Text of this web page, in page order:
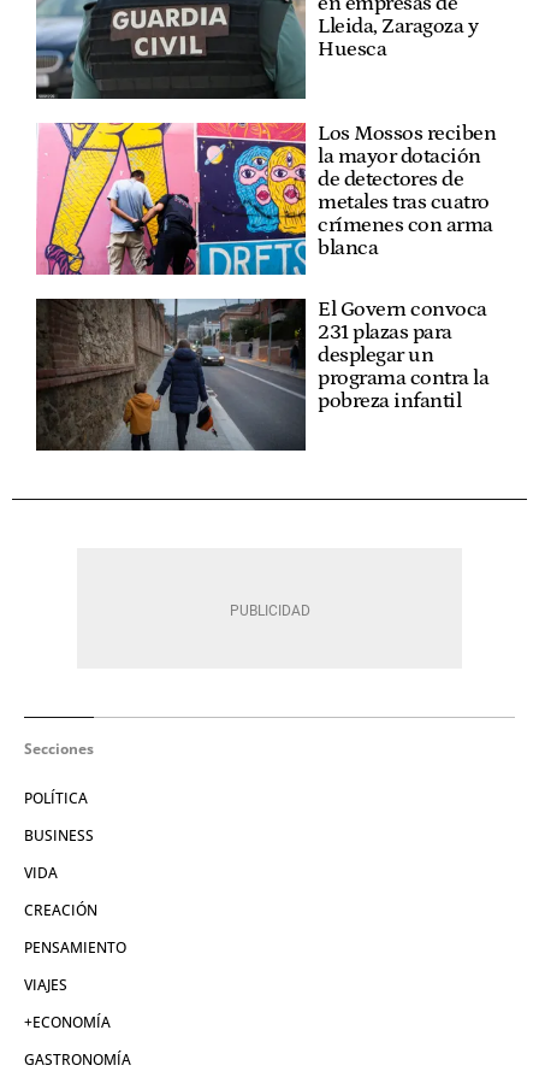
Lleida, Zaragoza y
Huesca
Los Mossos reciben
la mayor dotación
de detectores de
metales tras cuatro
crímenes con arma
blanca
El Govern convoca
231 plazas para
desplegar un
programa contra la
pobreza infantil
Secciones
POLÍTICA
BUSINESS
VIDA
CREACIÓN
PENSAMIENTO
VIAJES
+ECONOMÍA
GASTRONOMÍA